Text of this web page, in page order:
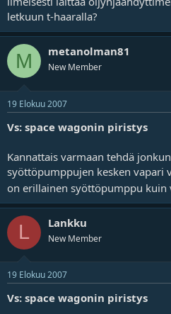
letkuun t-haaralla?
M metanolman81
New Member
19 Elokuu 2007
Vs: space wagonin piristys
Kannattais varmaan tehdä
syöttöpumppujen kesken vapari
on erillainen syöttöpumppu kuin
L Lankku
New Member
19 Elokuu 2007
Vs: space wagonin piristys